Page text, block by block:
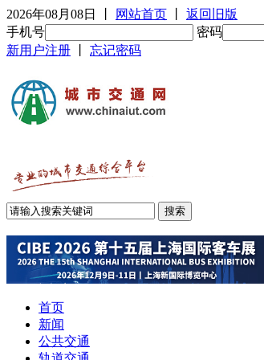
2026年08月08日 网站首页
返回旧版
手机号
密码
新用户注册
忘记密码
首页
新闻
公共交通